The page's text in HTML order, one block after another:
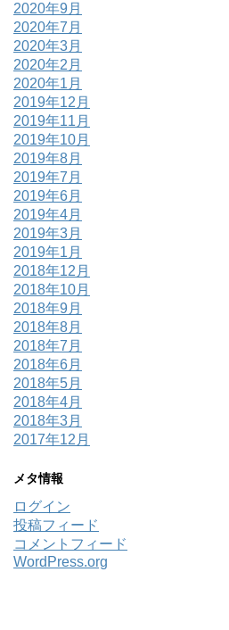
2020年9月
2020年7月
2020年3月
2020年2月
2020年1月
2019年12月
2019年11月
2019年10月
2019年8月
2019年7月
2019年6月
2019年4月
2019年3月
2019年1月
2018年12月
2018年10月
2018年9月
2018年8月
2018年7月
2018年6月
2018年5月
2018年4月
2018年3月
2017年12月
メタ情報
ログイン
投稿フィード
コメントフィード
WordPress.org